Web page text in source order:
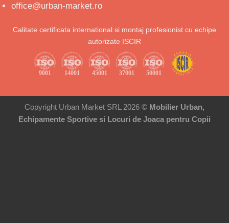
office@urban-market.ro
Calitate certificata international si montaj profesionist cu echipe
autorizate ISCIR
Copyright Urban Market SRL 2026 © Mobilier Urban,
Echipamente Sportive si Locuri de Joaca pentru Copii